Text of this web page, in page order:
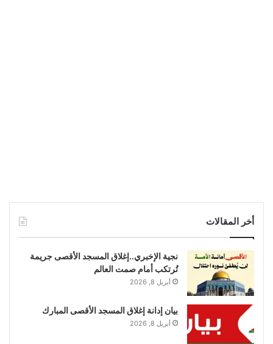
أخر المقالات
نجية الإخبري..إغلاق المسجد الأقصى جريمة
تُرتكب أمام صمت العالم
أبريل 8, 2026
بيان إدانة إغلاق المسجد الأقصى المبارك
أبريل 8, 2026